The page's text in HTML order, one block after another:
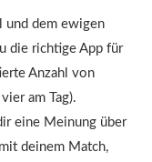
und dem ewigen
die richtige App für
Anzahl von
am Tag).
eine Meinung über
deinem Match,